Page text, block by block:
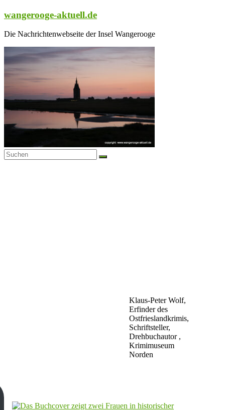
Zum
springen
wangerooge-aktuell.de
Die Nachrichtenwebseite der Insel Wangerooge
Klaus-Peter Wolf,
Erfinder des
Ostfrieslandkrimis,
Schriftsteller,
Drehbuchautor ,
Krimimuseum
Norden